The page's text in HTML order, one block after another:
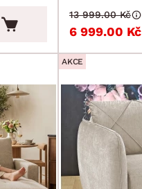
6 999.00 Kč
13 999.00 Kč
AKCE